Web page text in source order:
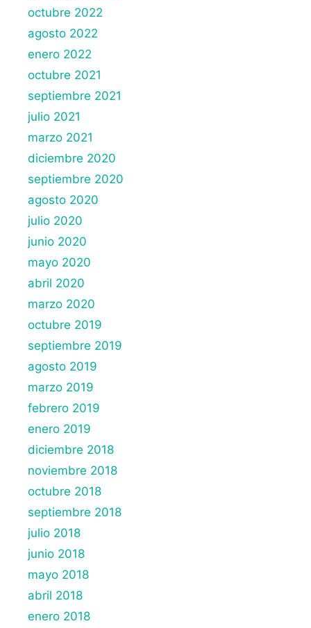
octubre 2022
agosto 2022
enero 2022
octubre 2021
septiembre 2021
julio 2021
marzo 2021
diciembre 2020
septiembre 2020
agosto 2020
julio 2020
junio 2020
mayo 2020
abril 2020
marzo 2020
octubre 2019
septiembre 2019
agosto 2019
marzo 2019
febrero 2019
enero 2019
diciembre 2018
noviembre 2018
octubre 2018
septiembre 2018
julio 2018
junio 2018
mayo 2018
abril 2018
enero 2018